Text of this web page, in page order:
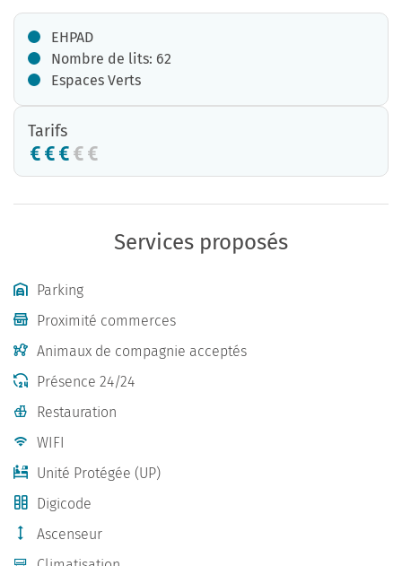
EHPAD
Nombre de lits: 62
Espaces Verts
Tarifs
Services proposés
Parking
Proximité commerces
Animaux de compagnie acceptés
Présence 24/24
Restauration
WIFI
Unité Protégée (UP)
Digicode
Ascenseur